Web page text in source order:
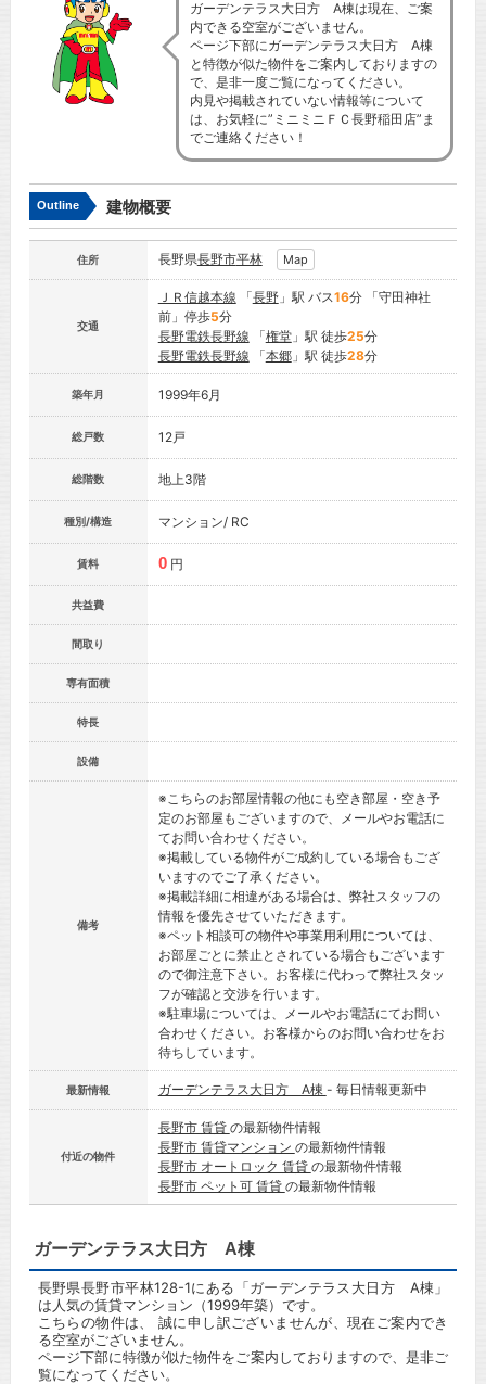
ガーデンテラス大日方 A棟は現在、ご案
内できる空室がございません。
ページ下部にガーデンテラス大日方 A棟
と特徴が似た物件をご案内しておりますの
で、是非一度ご覧になってください。
内見や掲載されていない情報等について
は、お気軽に”ミニミニＦＣ長野稲田店”ま
でご連絡ください！
Outline 建物概要
住所 長野県長野市平林 Map
交通
ＪＲ信越本線 「長野」駅 バス16分 「守田神社
前」停歩5分
長野電鉄長野線 「権堂」駅 徒歩25分
長野電鉄長野線 「本郷」駅 徒歩28分
築年月 1999年6月
総戸数 12戸
総階数 地上3階
種別/構造 マンション/ RC
賃料 0 円
共益費
間取り
専有面積
特長
設備
備考
※こちらのお部屋情報の他にも空き部屋・空き予
定のお部屋もございますので、メールやお電話に
てお問い合わせください。
※掲載している物件がご成約している場合もござ
いますのでご了承ください。
※掲載詳細に相違がある場合は、弊社スタッフの
情報を優先させていただきます。
※ペット相談可の物件や事業用利用については、
お部屋ごとに禁止とされている場合もございます
ので御注意下さい。お客様に代わって弊社スタッ
フが確認と交渉を行います。
※駐車場については、メールやお電話にてお問い
合わせください。お客様からのお問い合わせをお
待ちしています。
最新情報 ガーデンテラス大日方 A棟 - 毎日情報更新中
付近の物件
長野市 賃貸 の最新物件情報
長野市 賃貸マンション の最新物件情報
長野市 オートロック 賃貸 の最新物件情報
長野市 ペット可 賃貸 の最新物件情報
ガーデンテラス大日方 A棟
長野県長野市平林128-1にある「ガーデンテラス大日方 A棟」
は人気の賃貸マンション（1999年築）です。
こちらの物件は、 誠に申し訳ございませんが、現在ご案内でき
る空室がございません。
ページ下部に特徴が似た物件をご案内しておりますので、是非ご
覧になってください。